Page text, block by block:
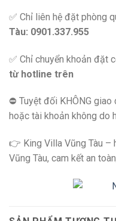
✅ Chỉ liên hệ đặt phòng
Tàu: 0901.337.955
✅ Chỉ chuyển khoản đặt
từ hotline trên
⛔️ Tuyệt đối KHÔNG
hoặc tài khoản không do
👉 King Villa Vũng Tàu –
Vũng Tàu, cam kết an